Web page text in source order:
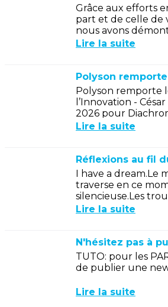
Grâce aux efforts
part et de celle de
nous avons
capacités sur le
Lire la suite
Polyson remporte
l’Innovation -
2026 pour
DiaphanieC’est
Lire la suite
Réflexions au fil
I have a dream.Le
traverse en ce
silencieuse.Les
dépressifs
Lire la suite
TUTO: pour les
de publier une
Lire la suite